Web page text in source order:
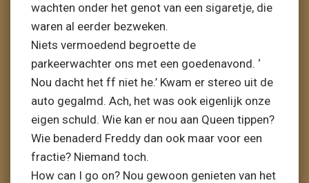
wachten onder het genot van een sigaretje, die
waren al eerder bezweken.
Niets vermoedend begroette de
parkeerwachter ons met een goedenavond. ‘
Nou dacht het ff niet he.’ Kwam er stereo uit de
auto gegalmd. Ach, het was ook eigenlijk onze
eigen schuld. Wie kan er nou aan Queen tippen?
Wie benaderd Freddy dan ook maar voor een
fractie? Niemand toch.
How can I go on? Nou gewoon genieten van het